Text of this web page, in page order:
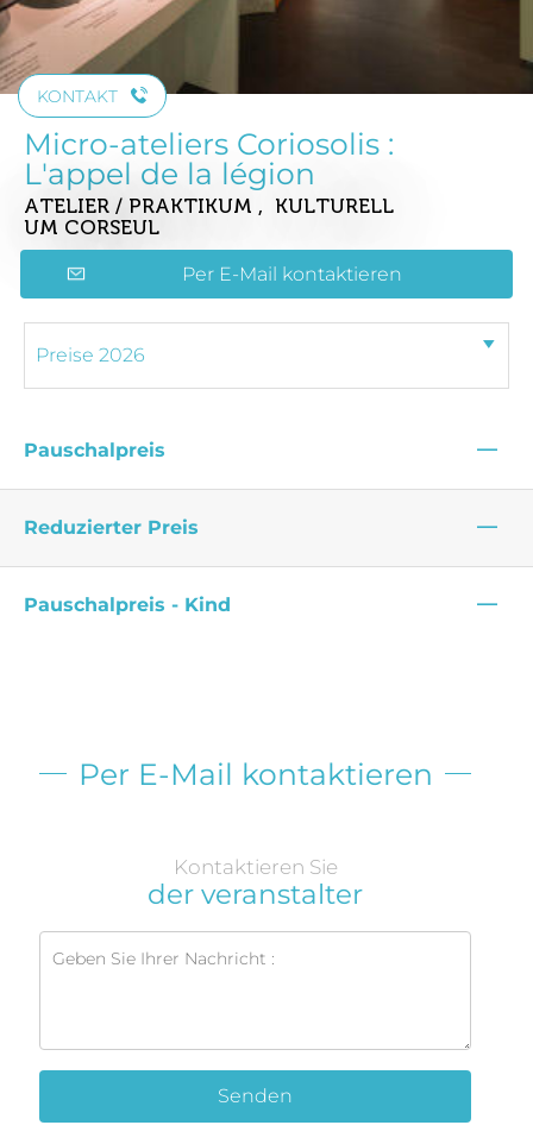
KONTAKT
Micro-ateliers Coriosolis :
L'appel de la légion
ATELIER / PRAKTIKUM , KULTURELL
UM CORSEUL
Per E-Mail kontaktieren
Pauschalpreis —
Reduzierter Preis —
Pauschalpreis - Kind —
Per E-Mail kontaktieren
Kontaktieren Sie
der veranstalter
Senden